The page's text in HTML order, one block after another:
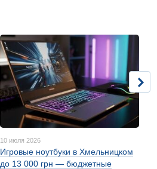
10 июля 2026
Игровые ноутбуки в Хмельницком
до 13 000 грн — бюджетные